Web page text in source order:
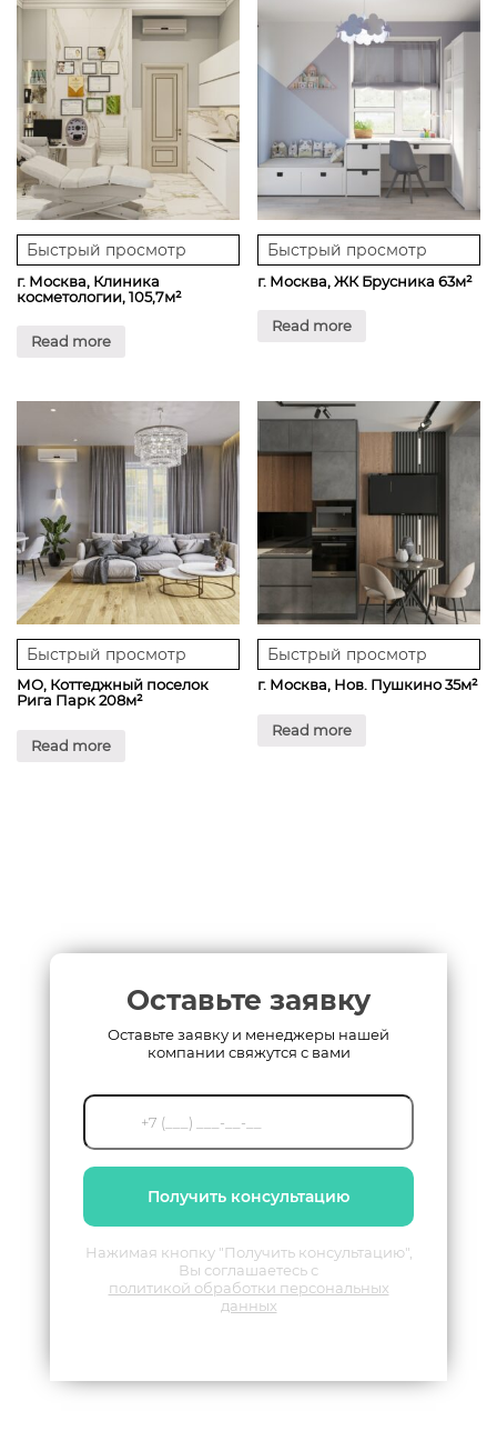
Быстрый просмотр
г. Москва, Клиника
косметологии, 105,7м²
Read more
Быстрый просмотр
г. Москва, ЖК Брусника 63м²
Read more
Быстрый просмотр
МО, Коттеджный поселок
Рига Парк 208м²
Read more
Быстрый просмотр
г. Москва, Нов. Пушкино 35м²
Read more
Оставьте заявку
Оставьте заявку и менеджеры нашей
компании свяжутся с вами
Получить консультацию
Нажимая кнопку "Получить консультацию",
Вы соглашаетесь с
политикой обработки персональных
данных